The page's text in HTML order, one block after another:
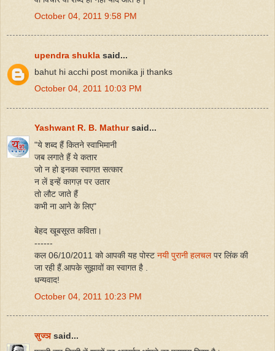
October 04, 2011 9:58 PM
upendra shukla said...
bahut hi acchi post monika ji thanks
October 04, 2011 10:03 PM
Yashwant R. B. Mathursaid...
"ये शब्द हैं कितने स्वाभिमानी
जब लगाते हैं ये कतार
जो न हो इनका स्वागत सत्कार
न लें इन्हें कागज़ पर उतार
तो लौट जाते हैं
कभी ना आने के लिए"
बेहद खूबसूरत कविता।
------
कल 06/10/2011 को आपकी यह पोस्ट नयी पुरानी हलचलपर लिंक की
जा रही हैं.आपके सुझावों का स्वागत है .
धन्यवाद!
October 04, 2011 10:23 PM
सुज्ञsaid...